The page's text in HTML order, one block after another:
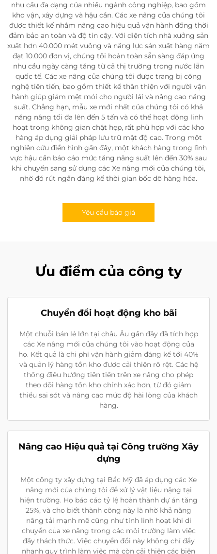
nhu cầu đa dạng của nhiều ngành công nghiệp, bao gồm
kho vận, xây dựng và hậu cần. Các xe nâng của chúng tôi
được thiết kế nhằm nâng cao hiệu quả vận hành đồng thời
đảm bảo an toàn và độ tin cậy. Với diện tích nhà xưởng sản
xuất hơn 40.000 mét vuông và năng lực sản xuất hàng năm
đạt 10.000 đơn vị, chúng tôi hoàn toàn sẵn sàng đáp ứng
nhu cầu ngày càng tăng từ cả thị trường trong nước lẫn
quốc tế. Các xe nâng của chúng tôi được trang bị công
nghệ tiên tiến, bao gồm thiết kế thân thiện với người vận
hành giúp giảm mệt mỏi cho người lái và nâng cao năng
suất. Chẳng hạn, mẫu xe mới nhất của chúng tôi có khả
năng nâng tối đa lên đến 5 tấn và có thể hoạt động linh
hoạt trong không gian chật hẹp, rất phù hợp với các kho
hàng áp dụng giải pháp lưu trữ mật độ cao. Trong một
nghiên cứu điển hình gần đây, một khách hàng trong lĩnh
vực hậu cần báo cáo mức tăng năng suất lên đến 30% sau
khi chuyển sang sử dụng các Xe nâng mới của chúng tôi,
nhờ đó rút ngắn đáng kể thời gian bốc dỡ hàng hóa.
Yêu cầu báo giá
Ưu điểm của công ty
Chuyển đổi hoạt động kho bãi
Một chuỗi bán lẻ lớn tại châu Âu gần đây đã tích hợp
các Xe nâng mới của chúng tôi vào hoạt động của
họ. Kết quả là chi phí vận hành giảm đáng kể tới 40%
và quản lý hàng tồn kho được cải thiện rõ rệt. Các hệ
thống điều hướng tiên tiến trên xe nâng cho phép
theo dõi hàng tồn kho chính xác hơn, từ đó giảm
thiểu sai sót và nâng cao mức độ hài lòng của khách
hàng.
Nâng cao Hiệu quả tại Công trường Xây
dựng
Một công ty xây dựng tại Bắc Mỹ đã áp dụng các Xe
nâng mới của chúng tôi để xử lý vật liệu nặng tại
hiện trường. Họ báo cáo tỷ lệ hoàn thành dự án tăng
25%, và cho biết thành công này là nhờ khả năng
nâng tải mạnh mẽ cũng như tính linh hoạt khi di
chuyển của xe nâng trong các môi trường làm việc
đầy thách thức. Việc chuyển đổi này không chỉ đẩy
nhanh quy trình làm việc mà còn cải thiện các biện